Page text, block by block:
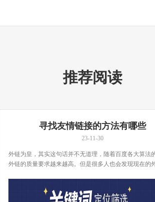
推荐阅读
寻找友情链接的方法有哪些
23-11-30
外链为皇，其实这句话并不无道理，随着百度各大算法
外链的质量要求越来越高。但是很多人也会发现现在的